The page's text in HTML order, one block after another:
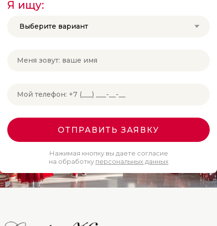
Я ищу:
Выберите вариант
ОТПРАВИТЬ ЗАЯВКУ
Нажимая кнопку вы даете согласие
на обработку персональных данных